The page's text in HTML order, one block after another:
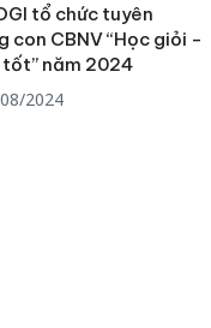
tổ chức tuyên
con CBNV “Học giỏi -
tốt” năm 2024
2024